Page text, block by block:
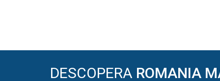
DESCOPERA ROMANIA